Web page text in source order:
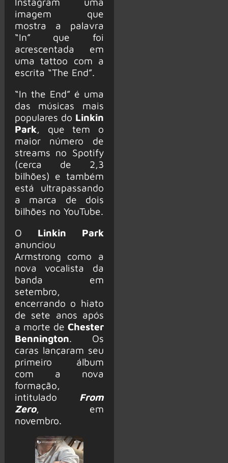
imagem que
mostra a palavra
“In” que foi
acrescentada em
uma tattoo com a
escrita “The End”.
“In the End” é uma
das músicas mais
populares do Linkin
Park, que tem o
maior número de
streams no Spotify
(cerca de 2,3
bilhões) e também
está ultrapassando
a marca de dois
bilhões no YouTube.
O Linkin Park
anunciou
Armstrong como a
nova vocalista da
banda em
setembro,
encerrando o hiato
de sete anos após
a morte de Chester
Bennington. Os
caras lançaram seu
primeiro álbum
com a nova
formação,
intitulado From
Zero, em
novembro.